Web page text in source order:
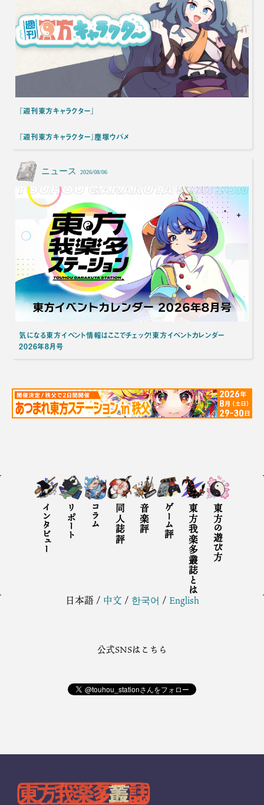
『週刊東方キャラクター』
『週刊東方キャラクター』塵塚ウバメ
ニュース 2026/08/06
気になる東方イベント情報はここでチェック！東方イベントカレンダー
2026年8月号
インタビュー リポート コラム 同人誌評 音楽評 ゲーム評 東方我楽多叢誌とは 東方の遊び方
日本語/ 中文 / 한국어 / English
公式SNSはこちら